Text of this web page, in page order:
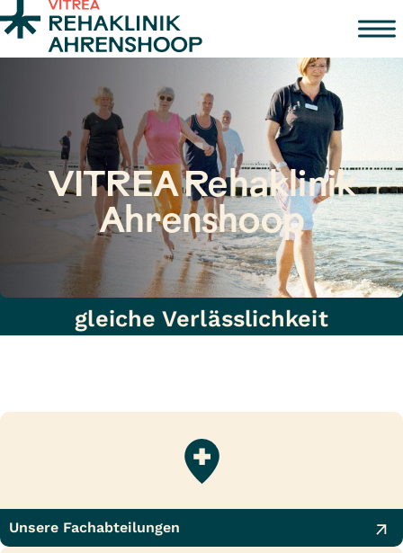
Zum Inhalt springen
VITREA Rehaklinik
Ahrenshoop
Wir sind VITREA! Neue Marke –
gleiche Verlässlichkeit
Unsere Fachabteilungen